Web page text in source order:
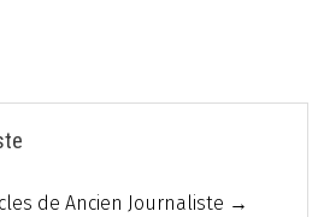
de Ancien Journaliste →